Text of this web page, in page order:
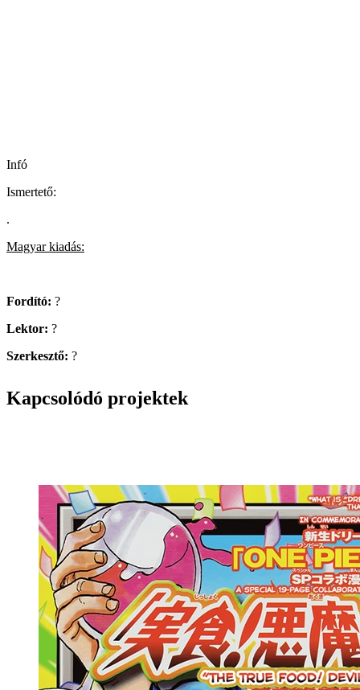
Infó
Ismertető:
.
Magyar kiadás:
Fordító: ?
Lektor: ?
Szerkesztő: ?
Kapcsolódó projektek